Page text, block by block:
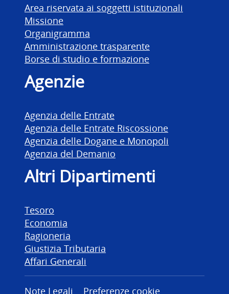
Area riservata ai soggetti istituzionali
Missione
Organigramma
Amministrazione trasparente
Borse di studio e formazione
Agenzie
Agenzia delle Entrate
Agenzia delle Entrate Riscossione
Agenzia delle Dogane e Monopoli
Agenzia del Demanio
Altri Dipartimenti
Tesoro
Economia
Ragioneria
Giustizia Tributaria
Affari Generali
Note Legali Preferenze cookie